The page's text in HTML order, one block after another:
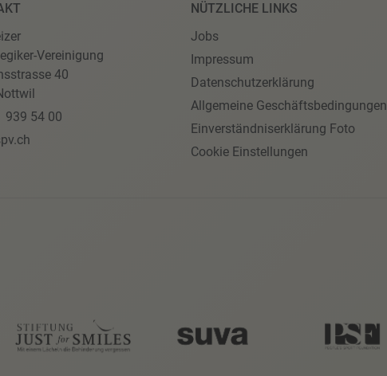
Vereinigung
40
939 54 00
NÜTZLICHE LINKS
Jobs
Impressum
Datenschutzerklärung
Allgemeine Geschäftsbedingungen
Einverständniserklärung Foto
Cookie Einstellungen